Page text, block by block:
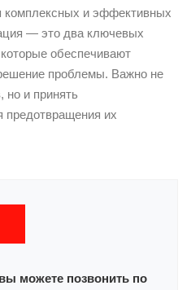
комплексных и эффективных
— это два ключевых
обеспечивают
проблемы. Важно не
но и принять
предотвращения их
можете позвонить по